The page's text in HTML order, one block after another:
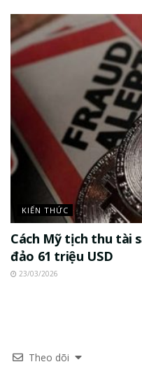
KIẾN THỨC
Cách Mỹ tịch thu tài
đảo 61 triệu USD
23/03/2026
Theo dõi